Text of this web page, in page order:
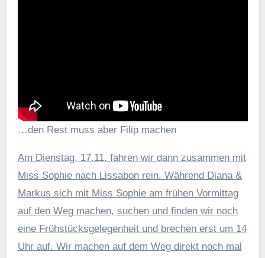
…den Rest muss aber Filip machen
Am Dienstag, 17.11. fahren wir dann zusammen mit
Miss Sophie nach Lissabon rein. Während Diana &
Markus sich mit Miss Sophie am frühen Vormittag
auf den Weg machen, suchen und finden wir noch
eine Frühstücksgelegenheit und brechen erst um 14
Uhr auf. Wir machen auf dem Weg direkt noch mal